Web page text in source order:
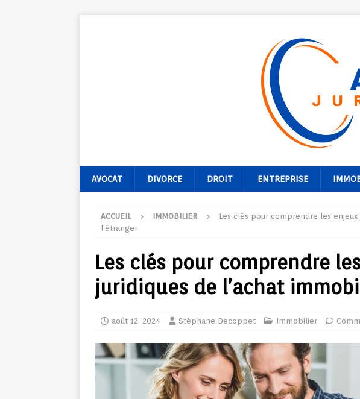
AVOCAT DIVORCE DROIT ENTREPRISE
ACCUEIL IMMOBILIER
Les clés pour comprendre les
l’étranger
Les clés pour comprendre
juridiques de l’achat
août 12, 2024 Stéphane Decoppet Immobilier